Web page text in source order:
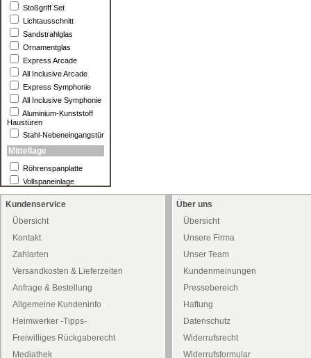
Stoßgriff Set
Lichtausschnitt
Sandstrahlglas
Ornamentglas
Express Arcade
All Inclusive Arcade
Express Symphonie
All Inclusive Symphonie
Aluminium-Kunststoff
Haustüren
Stahl-Nebeneingangstür
Mittellage
Röhrenspanplatte
Vollspaneinlage
Kundenservice
Übersicht
Kontakt
Zahlarten
Versandkosten & Lieferzeiten
Anfrage & Bestellung
Allgemeine Kundeninfo
Heimwerker -Tipps-
Freiwilliges Rückgaberecht
Mediathek
Über uns
Übersicht
Unsere Firma
Unser Team
Kundenmeinungen
Pressebereich
Haftung
Datenschutz
Widerrufsrecht
Widerrufsformular